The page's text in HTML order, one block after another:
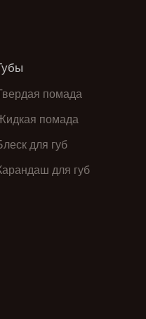
помада
помада
для губ
для губ